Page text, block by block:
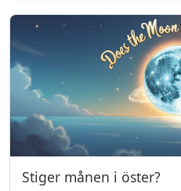
Stiger månen i öster?